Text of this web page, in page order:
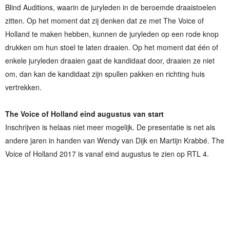
Blind Auditions, waarin de juryleden in de beroemde draaistoelen
zitten. Op het moment dat zij denken dat ze met The Voice of
Holland te maken hebben, kunnen de juryleden op een rode knop
drukken om hun stoel te laten draaien. Op het moment dat één of
enkele juryleden draaien gaat de kandidaat door, draaien ze niet
om, dan kan de kandidaat zijn spullen pakken en richting huis
vertrekken.
The Voice of Holland eind augustus van start
Inschrijven is helaas niet meer mogelijk. De presentatie is net als
andere jaren in handen van Wendy van Dijk en Martijn Krabbé. The
Voice of Holland 2017 is vanaf eind augustus te zien op RTL 4.